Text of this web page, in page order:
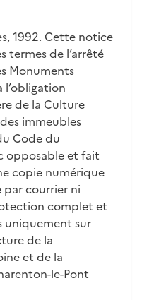
1992. Cette notice
termes de l’arrêté
Monuments
l’obligation
de la Culture
immeubles
Code du
opposable et fait
copie numérique
par courrier ni
complet et
uniquement sur
de la
et de la
le-Pont